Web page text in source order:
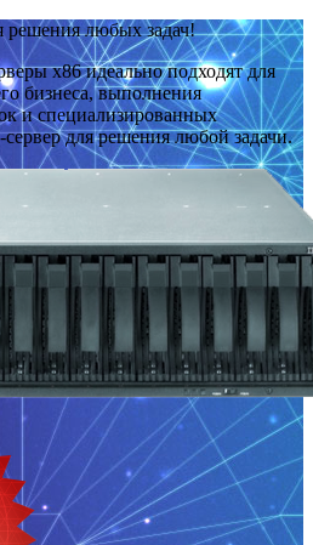
любых задач!
x86 идеально подходят для
бизнеса, выполнения
и специализированных
для решения любой задачи.